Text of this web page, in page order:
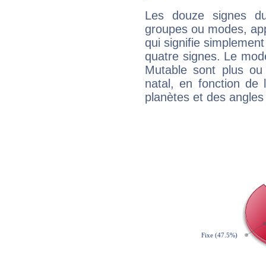
Les douze signes
groupes ou modes,
qui signifie
quatre signes. Le
Mutable sont plus
natal, en fonction de
planètes et des